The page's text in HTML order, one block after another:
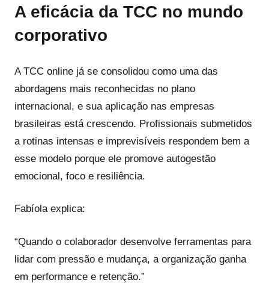
A eficácia da TCC no mundo
corporativo
A TCC online já se consolidou como uma das
abordagens mais reconhecidas no plano
internacional, e sua aplicação nas empresas
brasileiras está crescendo. Profissionais submetidos
a rotinas intensas e imprevisíveis respondem bem a
esse modelo porque ele promove autogestão
emocional, foco e resiliência.
Fabíola explica:
“Quando o colaborador desenvolve ferramentas para
lidar com pressão e mudança, a organização ganha
em performance e retenção.”